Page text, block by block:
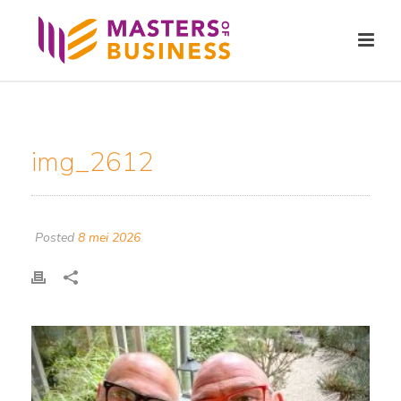
img_2612
Posted 8 mei 2026